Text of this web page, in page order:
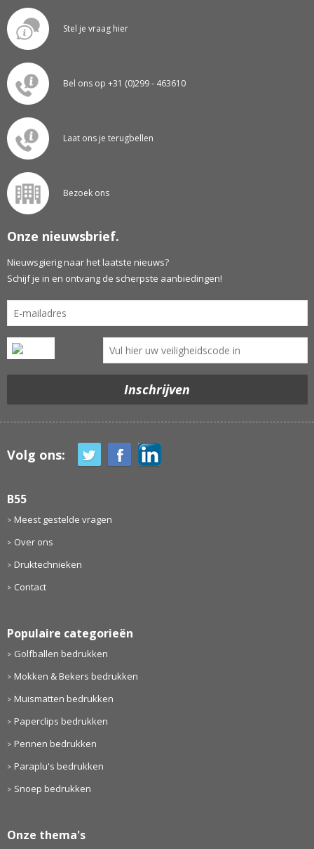
Stel je vraag hier
Bel ons op +31 (0)299 - 463610
Laat ons je terugbellen
Bezoek ons
Onze nieuwsbrief.
Nieuwsgierig naar het laatste nieuws?
Schijf je in en ontvang de scherpste aanbiedingen!
Volg ons:
B55
Meest gestelde vragen
Over ons
Druktechnieken
Contact
Populaire categorieën
Golfballen bedrukken
Mokken & Bekers bedrukken
Muismatten bedrukken
Paperclips bedrukken
Pennen bedrukken
Paraplu's bedrukken
Snoep bedrukken
Onze thema's